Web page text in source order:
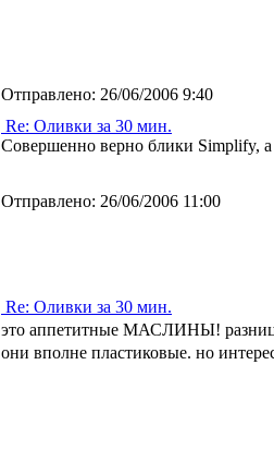
Отправлено: 26/06/2006 9:40
Re: Оливки за 30 мин.
Совершенно верно блики Simplify, а
Отправлено: 26/06/2006 11:00
Re: Оливки за 30 мин.
это аппетитные МАСЛИНЫ!
они вполне пластиковые. но